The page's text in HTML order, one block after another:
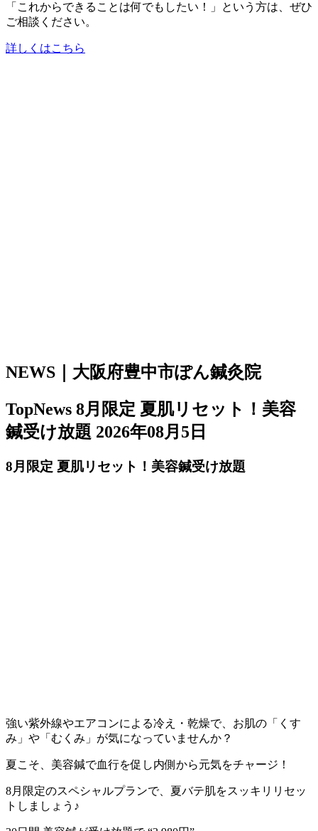
「これからできることは何でもしたい！」という方は、ぜひ
ご相談ください。
詳しくはこちら
NEWS｜大阪府豊中市ぽん鍼灸院
TopNews 8月限定 夏肌リセット！美容
鍼受け放題 2026年08月5日
8月限定 夏肌リセット！美容鍼受け放題
強い紫外線やエアコンによる冷え・乾燥で、お肌の「くす
み」や「むくみ」が気になっていませんか？
夏こそ、美容鍼で血行を促し内側から元気をチャージ！
8月限定のスペシャルプランで、夏バテ肌をスッキリリセッ
トしましょう♪